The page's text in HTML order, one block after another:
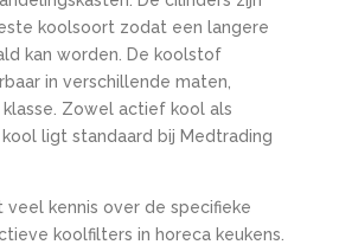
koolsoort zodat een langere
kan worden. De koolstof
in verschillende maten,
Zowel actief kool als
ligt standaard bij Medtrading
kennis over de specifieke
koolfilters in horeca keukens.